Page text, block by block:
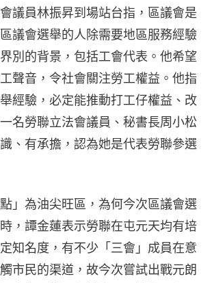
議員林振昇到場站台指，區議會是
議會選舉的人除需要地區服務經驗
別的背景，包括工會代表。他希望
聲音，令社會關注勞工權益。他指
經驗，必定能推動打工仔權益、改
名勞聯立法會議員、秘書長周小松
、有承擔，認為她是代表勞聯參選
」為油尖旺區，為何今次區議會選
，譚金蓮表示勞聯在屯元天均有培
知名度，有不少「三會」成員在意
市民的渠道，故今次嘗試出戰元朗